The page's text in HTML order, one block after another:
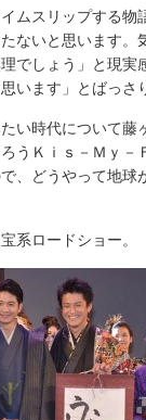
ムスリップする物
ないと思います
でしょう」と現
います」とばっさ
い時代について藤
うＫｉｓ－Ｍｙ
、どうやって地
系ロードショー。